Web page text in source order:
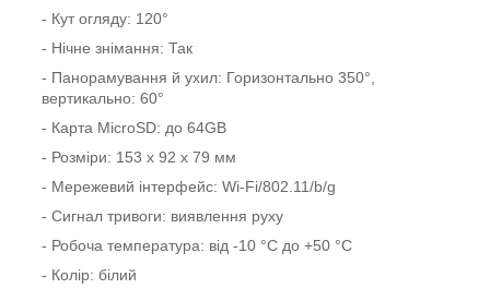
- Кут огляду: 120°
- Нічне знімання: Так
- Панорамування й ухил: Горизонтально 350°,
вертикально: 60°
- Карта MicroSD: до 64GB
- Розміри: 153 х 92 х 79 мм
- Мережевий інтерфейс: Wi-Fi/802.11/b/g
- Сигнал тривоги: виявлення руху
- Робоча температура: від -10 °C до +50 °C
- Колір: білий